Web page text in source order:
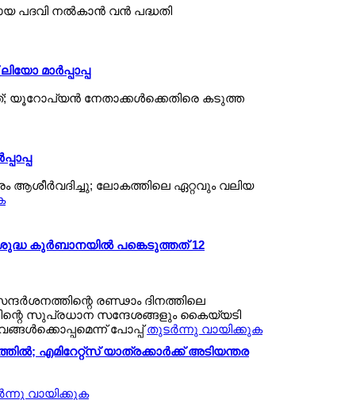
പദവി നല്‍കാന്‍ വന്‍ പദ്ധതി
മാര്‍പ്പാപ്പ
നേതാക്കള്‍ക്കെതിരെ കടുത്ത
ലോകത്തിലെ ഏറ്റവും വലിയ
കുര്‍ബാനയില്‍ പങ്കെടുത്തത് 12
രണ്ഢാം ദിനത്തിലെ
സുപ്രധാന സന്ദേശങ്ങളും കൈയ്യടി
പോപ്പ്തുടര്‍ന്നു വായിക്കുക
എമിറേറ്റ്സ് യാത്രക്കാര്‍ക്ക് അടിയന്തര
വായിക്കുക